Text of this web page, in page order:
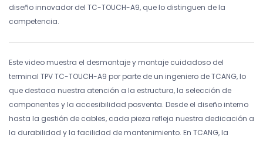
diseño innovador del TC-TOUCH-A9, que lo distinguen de la
competencia.
Este video muestra el desmontaje y montaje cuidadoso del
terminal TPV TC-TOUCH-A9 por parte de un ingeniero de TCANG, lo
que destaca nuestra atención a la estructura, la selección de
componentes y la accesibilidad posventa. Desde el diseño interno
hasta la gestión de cables, cada pieza refleja nuestra dedicación a
la durabilidad y la facilidad de mantenimiento. En TCANG, la